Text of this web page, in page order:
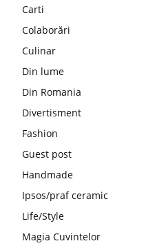
Carti
Colaborări
Culinar
Din lume
Din Romania
Divertisment
Fashion
Guest post
Handmade
Ipsos/praf ceramic
Life/Style
Magia Cuvintelor